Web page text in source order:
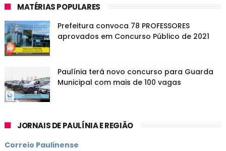
MATÉRIAS POPULARES
Prefeitura convoca 78 PROFESSORES
aprovados em Concurso Público de 2021
Paulínia terá novo concurso para Guarda
Municipal com mais de 100 vagas
JORNAIS DE PAULÍNIA E REGIÃO
Correio Paulinense